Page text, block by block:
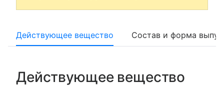
Действующее вещество Состав и форма
Действующее вещество